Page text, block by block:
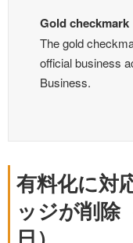
Gold checkmark
The gold
official business
Business.
有料化に対
ッジが削除